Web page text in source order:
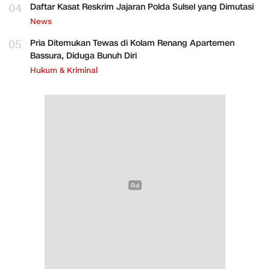
04 Daftar Kasat Reskrim Jajaran Polda Sulsel yang Dimutasi
News
05
Pria Ditemukan Tewas di Kolam Renang Apartemen
Bassura, Diduga Bunuh Diri
Hukum & Kriminal